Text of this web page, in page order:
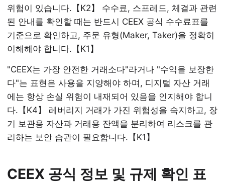
위험이 있습니다.【K2】 수수료, 스프레드, 체결과 관련
된 안내를 확인할 때는 반드시 CEEX 공식 수수료표를
기준으로 확인하고, 주문 유형(Maker, Taker)을 정확히
이해해야 합니다.【K1】
"CEEX는 가장 안전한 거래소다"라거나 "수익을 보장한
다"는 표현은 사용을 지양해야 하며, 디지털 자산 거래
에는 항상 손실 위험이 내재되어 있음을 인지해야 합니
다.【K4】 레버리지 거래가 가진 위험성을 숙지하고, 장
기 보관용 자산과 거래용 잔액을 분리하여 리스크를 관
리하는 보안 습관이 필요합니다.【K1】
CEEX 공식 정보 및 규제 확인 표